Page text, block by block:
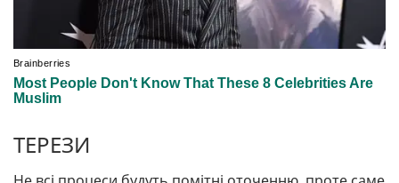
ТЕРЕЗИ